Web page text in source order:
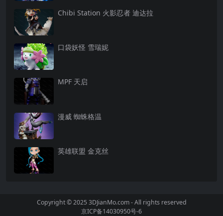
Chibi Station 火影忍者 迪达拉
口袋妖怪 雪瑞妮
MPF 天启
漫威 蜘蛛格温
英雄联盟 金克丝
Copyright © 2025 3DJianMo.com - All rights reserved
京ICP备14030950号-6